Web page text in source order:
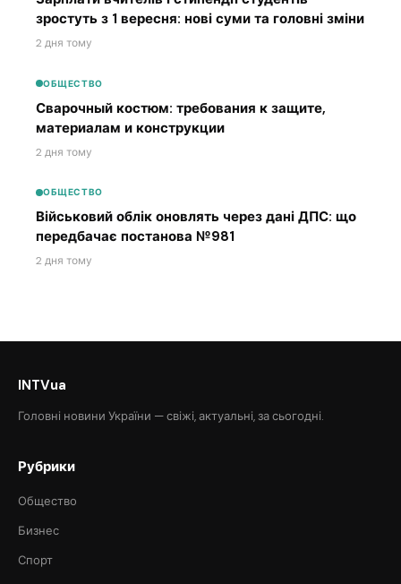
зростуть з 1 вересня: нові суми та головні зміни
2 дня тому
ОБЩЕСТВО
Сварочный костюм: требования к защите,
материалам и конструкции
2 дня тому
ОБЩЕСТВО
Військовий облік оновлять через дані ДПС: що
передбачає постанова №981
2 дня тому
INTVua
Головні новини України — свіжі, актуальні, за сьогодні.
Рубрики
Общество
Бизнес
Спорт